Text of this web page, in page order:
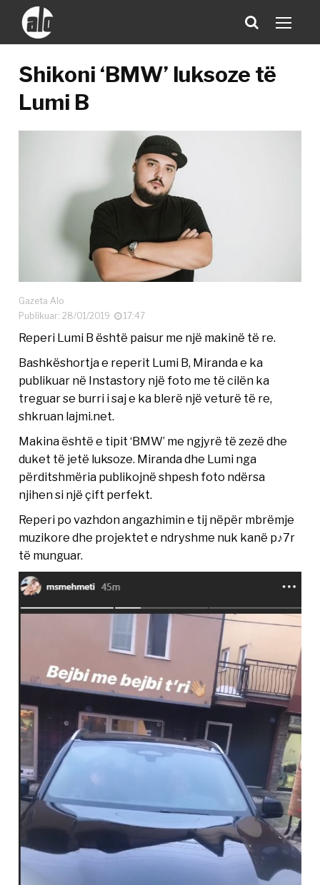
Shikoni ‘BMW’ luksoze të
Lumi B
Gazeta Alo
Publikuar: 28/01/2019
17:47
Reperi Lumi B është paisur me një makinë të re.
Bashkëshortja e reperit Lumi B, Miranda e ka
publikuar në Instastory një foto me të cilën ka
treguar se burri i saj e ka blerë një veturë të re,
shkruan lajmi.net.
Makina është e tipit ‘BMW’ me ngjyrë të zezë dhe
duket të jetë luksoze. Miranda dhe Lumi nga
përditshmëria publikojnë shpesh foto ndërsa
njihen si një çift perfekt.
Reperi po vazhdon angazhimin e tij nëpër mbrëmje
muzikore dhe projektet e ndryshme nuk kanë p♪7r
të munguar.